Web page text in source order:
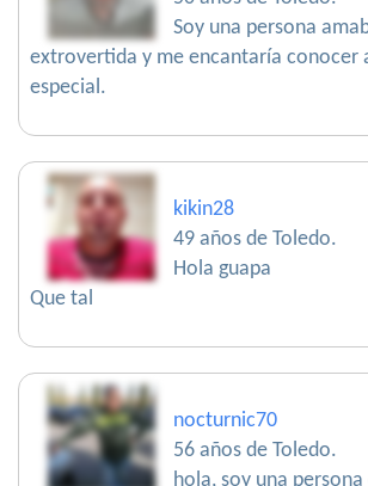
Soy una persona
extrovertida y me encantaría conocer
especial.
kikin28
49 años de Toledo.
Hola guapa
Que tal
nocturnic70
56 años de Toledo.
hola, soy una